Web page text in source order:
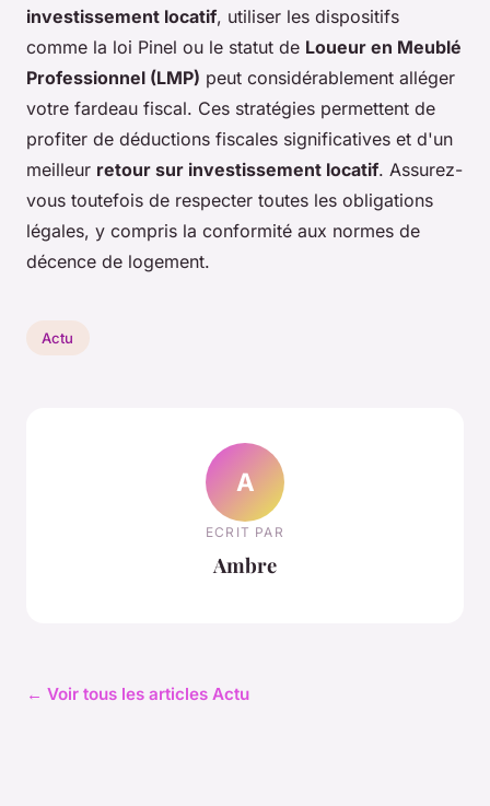
investissement locatif, utiliser les dispositifs
comme la loi Pinel ou le statut de Loueur en Meublé
Professionnel (LMP) peut considérablement alléger
votre fardeau fiscal. Ces stratégies permettent de
profiter de déductions fiscales significatives et d'un
meilleur retour sur investissement locatif. Assurez-
vous toutefois de respecter toutes les obligations
légales, y compris la conformité aux normes de
décence de logement.
Actu
A
ECRIT PAR
Ambre
← Voir tous les articles Actu